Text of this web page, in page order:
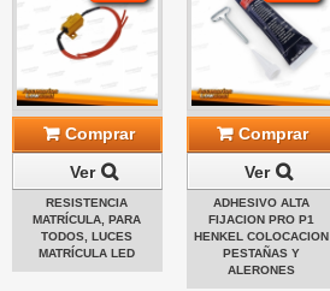
Comprar
Ver
RESISTENCIA
MATRÍCULA, PARA
TODOS, LUCES
MATRÍCULA LED
Comprar
Ver
ADHESIVO ALTA
FIJACION PRO P1
HENKEL COLOCACION
PESTAÑAS Y
ALERONES